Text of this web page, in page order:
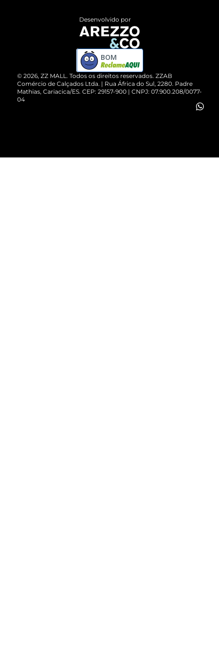
ZZ MALL é confiável
Cartão Presente
Vendas Corporativas
Devolução do Produto
Compre pelo WhatsApp
© 2026, ZZ MALL. Todos os direitos reservados. ZZAB
Comércio de Calçados Ltda. | Rua África do Sul, 2280. Padre
Mathias, Cariacica/ES. CEP: 29157-900 | CNPJ: 07.900.208/0077-
04
Desenvolvido por
BOM